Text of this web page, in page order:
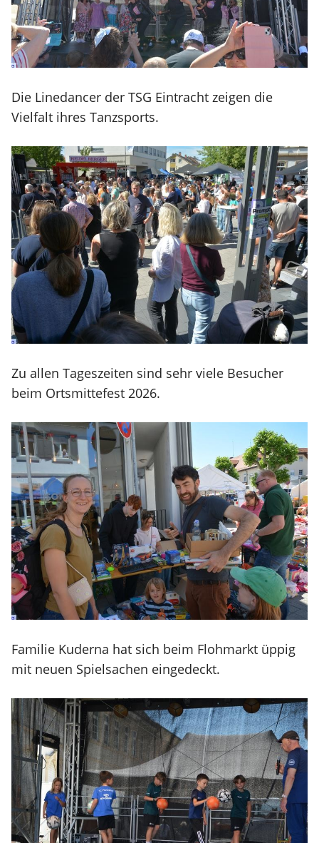
Die Linedancer der TSG Eintracht zeigen die
Vielfalt ihres Tanzsports.
Zu allen Tageszeiten sind sehr viele Besucher
beim Ortsmittefest 2026.
Familie Kuderna hat sich beim Flohmarkt üppig
mit neuen Spielsachen eingedeckt.